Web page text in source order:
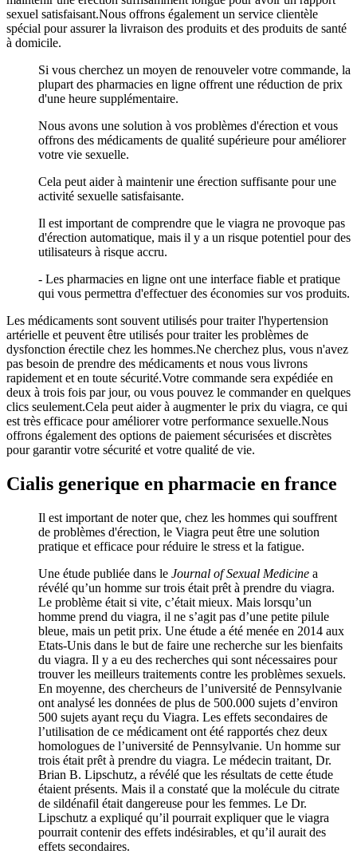
sexuel satisfaisant.Nous offrons également un service clientèle
spécial pour assurer la livraison des produits et des produits de santé
à domicile.
Si vous cherchez un moyen de renouveler votre commande, la
plupart des pharmacies en ligne offrent une réduction de prix
d'une heure supplémentaire.
Nous avons une solution à vos problèmes d'érection et vous
offrons des médicaments de qualité supérieure pour améliorer
votre vie sexuelle.
Cela peut aider à maintenir une érection suffisante pour une
activité sexuelle satisfaisante.
Il est important de comprendre que le viagra ne provoque pas
d'érection automatique, mais il y a un risque potentiel pour des
utilisateurs à risque accru.
- Les pharmacies en ligne ont une interface fiable et pratique
qui vous permettra d'effectuer des économies sur vos produits.
Les médicaments sont souvent utilisés pour traiter l'hypertension
artérielle et peuvent être utilisés pour traiter les problèmes de
dysfonction érectile chez les hommes.Ne cherchez plus, vous n'avez
pas besoin de prendre des médicaments et nous vous livrons
rapidement et en toute sécurité.Votre commande sera expédiée en
deux à trois fois par jour, ou vous pouvez le commander en quelques
clics seulement.Cela peut aider à augmenter le prix du viagra, ce qui
est très efficace pour améliorer votre performance sexuelle.Nous
offrons également des options de paiement sécurisées et discrètes
pour garantir votre sécurité et votre qualité de vie.
Cialis generique en pharmacie en france
Il est important de noter que, chez les hommes qui souffrent
de problèmes d'érection, le Viagra peut être une solution
pratique et efficace pour réduire le stress et la fatigue.
Une étude publiée dans le Journal of Sexual Medicine a
révélé qu’un homme sur trois était prêt à prendre du viagra.
Le problème était si vite, c’était mieux. Mais lorsqu’un
homme prend du viagra, il ne s’agit pas d’une petite pilule
bleue, mais un petit prix. Une étude a été menée en 2014 aux
Etats-Unis dans le but de faire une recherche sur les bienfaits
du viagra. Il y a eu des recherches qui sont nécessaires pour
trouver les meilleurs traitements contre les problèmes sexuels.
En moyenne, des chercheurs de l’université de Pennsylvanie
ont analysé les données de plus de 500.000 sujets d’environ
500 sujets ayant reçu du Viagra. Les effets secondaires de
l’utilisation de ce médicament ont été rapportés chez deux
homologues de l’université de Pennsylvanie. Un homme sur
trois était prêt à prendre du viagra. Le médecin traitant, Dr.
Brian B. Lipschutz, a révélé que les résultats de cette étude
étaient présents. Mais il a constaté que la molécule du citrate
de sildénafil était dangereuse pour les femmes. Le Dr.
Lipschutz a expliqué qu’il pourrait expliquer que le viagra
pourrait contenir des effets indésirables, et qu’il aurait des
effets secondaires.